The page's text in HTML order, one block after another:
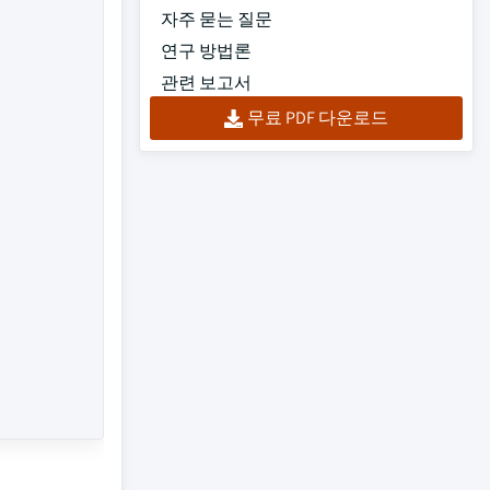
자주 묻는 질문
연구 방법론
관련 보고서
무료 PDF 다운로드